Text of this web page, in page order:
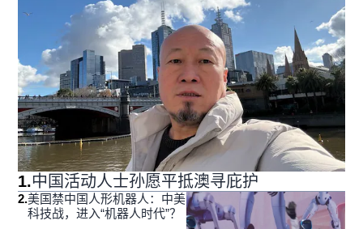
1.中国活动人士孙愿平抵澳寻庇护
2.美国禁中国人形机器人：中美
科技战，进入“机器人时代”？